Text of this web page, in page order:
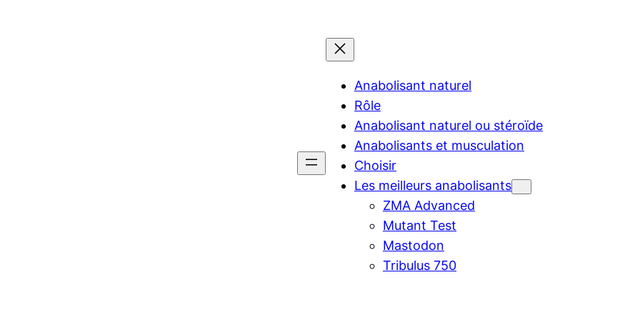
Anabolisant naturel
Rôle
Anabolisant naturel ou stéroïde
Anabolisants et musculation
Choisir
Les meilleurs anabolisants
ZMA Advanced
Mutant Test
Mastodon
Tribulus 750